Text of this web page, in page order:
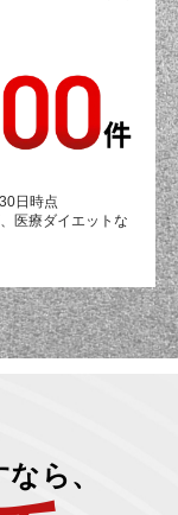
日時点
医療ダイエットな
ら、